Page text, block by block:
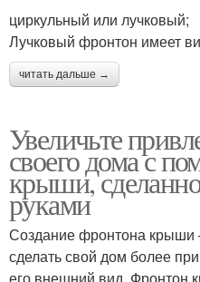
циркульный или лучковый;
Лучковый фронтон имеет
читать дальше →
Увеличьте
своего дома с
крыши,
руками
Создание фронтона крыши
сделать свой дом более
его внешний вид. Фронтон